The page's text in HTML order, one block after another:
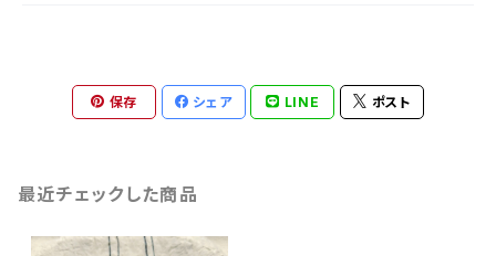
保存 シェア LINE ポスト
最近チェックした商品